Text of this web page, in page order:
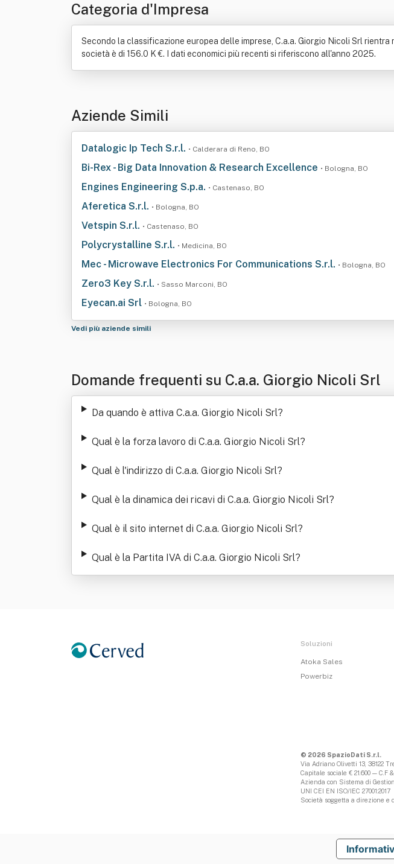
Categoria d'Impresa
Secondo la classificazione europea delle imprese, C.a.a. Giorgio Nicoli Srl
società è di 156.0 K €. I dati economici più recenti si riferiscono all'anno 2025.
Aziende Simili
Datalogic Ip Tech S.r.l. • Calderara di Reno, BO
Bi-Rex - Big Data Innovation & Research Excellence • Bologna, BO
Engines Engineering S.p.a. • Castenaso, BO
Aferetica S.r.l. • Bologna, BO
Vetspin S.r.l. • Castenaso, BO
Polycrystalline S.r.l. • Medicina, BO
Mec - Microwave Electronics For Communications S.r.l. • Bologna, BO
Zero3 Key S.r.l. • Sasso Marconi, BO
Eyecan.ai Srl • Bologna, BO
Vedi più aziende simili
Domande frequenti su C.a.a. Giorgio Nicoli Srl
Da quando è attiva C.a.a. Giorgio Nicoli Srl?
Qual è la forza lavoro di C.a.a. Giorgio Nicoli Srl?
Qual è l'indirizzo di C.a.a. Giorgio Nicoli Srl?
Qual è la dinamica dei ricavi di C.a.a. Giorgio Nicoli Srl?
Qual è il sito internet di C.a.a. Giorgio Nicoli Srl?
Qual è la Partita IVA di C.a.a. Giorgio Nicoli Srl?
Soluzioni
Atoka Sales
Powerbiz
© 2026 SpazioDati S.r.l.
Via Adriano Olivetti 13, 38122
Capitale sociale € 21.600 — C.F &
Azienda con Sistema di
UNI CEI EN ISO/IEC 27001:2017
Società soggetta a direzione e